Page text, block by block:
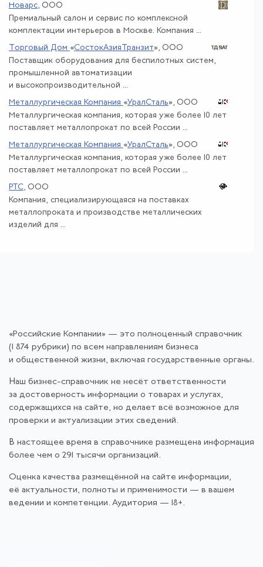
Новарс, ООО
Премиальный салон и сервис по комплексной
комплектации интерьеров в Москве. Компания ...
Торговый Дом «СостокАзияТранзит», ООО
Поставщик оборудования для беспилотных систем,
промышленной автоматизации
и высокопроизводительной ...
Металлургическая Компания «УралСталь», ООО
Металлургическая компания, которая уже более 10 лет
поставляет металлопрокат по всей России ...
Металлургическая Компания «УралСталь», ООО
Металлургическая компания, которая уже более 10 лет
поставляет металлопрокат по всей России ...
РТС, ООО
Компания, специализирующаяся на поставках
металлопроката и производстве металлических
изделий для ...
«Российские Компании» — это полноценный справочник
(1 874 рубрики) по всем направлениям бизнеса
и общественной жизни, включая государственные органы.
Наш бизнес-справочник не несёт ответственности
за достоверность информации о товарах и услугах,
содержащихся на сайте, но делает всё возможное для
проверки и актуализации этих сведений.
В настоящее время в справочнике размещена информация
более чем о 291 тысячи организаций.
Оценка качества размещённой на сайте информации,
её актуальности, полноты и применимости — в вашем
ведении и компетенции. Аудитория — 18+.